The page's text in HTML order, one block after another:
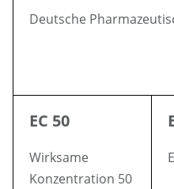
Deutsche
EC 50
Wirksame
Konzentration 50